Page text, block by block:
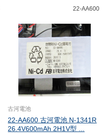
22-AA600
古河電池
22-AA600 古河電池 N-1341R
26.4V600mAh 2H1V型 ...